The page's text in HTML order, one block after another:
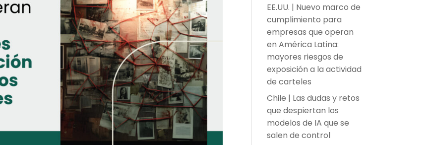
EE.UU. | Nuevo marco de
cumplimiento para
empresas que operan
en América Latina:
mayores riesgos de
exposición a la actividad
de carteles
Chile | Las dudas y retos
que despiertan los
modelos de IA que se
salen de control